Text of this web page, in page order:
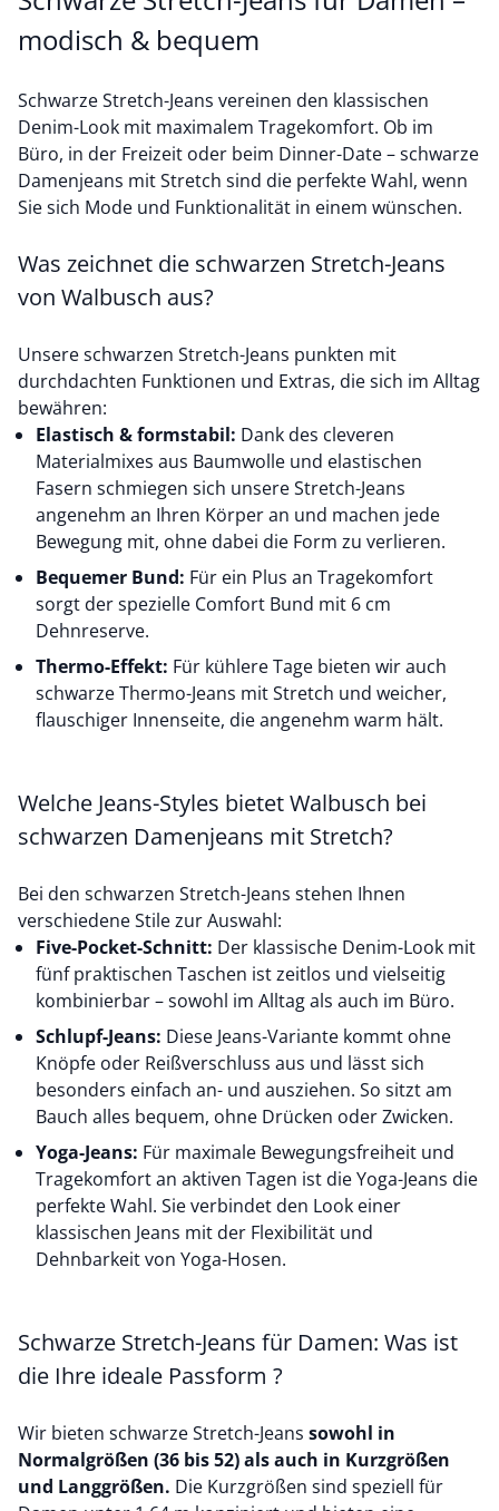
modisch & bequem
Schwarze Stretch-Jeans vereinen den klassischen
Denim-Look mit maximalem Tragekomfort. Ob im
Büro, in der Freizeit oder beim Dinner-Date – schwarze
Damenjeans mit Stretch sind die perfekte Wahl, wenn
Sie sich Mode und Funktionalität in einem wünschen.
Was zeichnet die schwarzen Stretch-Jeans
von Walbusch aus?
Unsere schwarzen Stretch-Jeans punkten mit
durchdachten Funktionen und Extras, die sich im Alltag
bewähren:
Elastisch & formstabil: Dank des cleveren
Materialmixes aus Baumwolle und elastischen
Fasern schmiegen sich unsere Stretch-Jeans
angenehm an Ihren Körper an und machen jede
Bewegung mit, ohne dabei die Form zu verlieren.
Bequemer Bund: Für ein Plus an Tragekomfort
sorgt der spezielle Comfort Bund mit 6 cm
Dehnreserve.
Thermo-Effekt: Für kühlere Tage bieten wir auch
schwarzeThermo-Jeans mit Stretch und weicher,
flauschiger Innenseite, die angenehm warm hält.
Welche Jeans-Styles bietet Walbusch bei
schwarzen Damenjeans mit Stretch?
Bei den schwarzen Stretch-Jeans stehen Ihnen
verschiedene Stile zur Auswahl:
Five-Pocket-Schnitt: Der klassische Denim-Look mit
fünf praktischen Taschen ist zeitlos und vielseitig
kombinierbar – sowohl im Alltag als auch im Büro.
Schlupf-Jeans: Diese Jeans-Variante kommt ohne
Knöpfe oder Reißverschluss aus und lässt sich
besonders einfach an- und ausziehen. So sitzt am
Bauch alles bequem, ohne Drücken oder Zwicken.
Yoga-Jeans: Für maximale Bewegungsfreiheit und
Tragekomfort an aktiven Tagen ist die Yoga-Jeans die
perfekte Wahl. Sie verbindet den Look einer
klassischen Jeans mit der Flexibilität und
Dehnbarkeit von Yoga-Hosen.
Schwarze Stretch-Jeans für Damen: Was ist
die Ihre ideale Passform ?
Wir bieten schwarze Stretch-Jeans sowohl in
Normalgrößen (36 bis 52) als auch in Kurzgrößen
und Langgrößen. Die Kurzgrößen sind speziell für